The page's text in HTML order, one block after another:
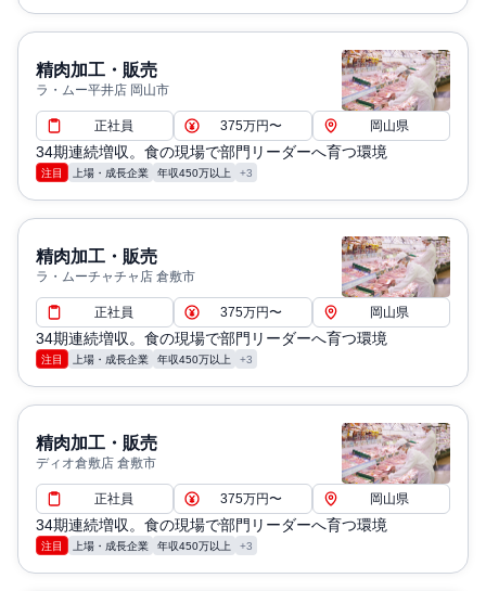
精肉加工・販売
ラ・ムー平井店 岡山市
正社員 375万円〜 岡山県
34期連続増収。食の現場で部門リーダーへ育つ環境
注目 上場・成長企業 年収450万以上 +3
精肉加工・販売
ラ・ムーチャチャ店 倉敷市
正社員 375万円〜 岡山県
34期連続増収。食の現場で部門リーダーへ育つ環境
注目 上場・成長企業 年収450万以上 +3
精肉加工・販売
ディオ倉敷店 倉敷市
正社員 375万円〜 岡山県
34期連続増収。食の現場で部門リーダーへ育つ環境
注目 上場・成長企業 年収450万以上 +3